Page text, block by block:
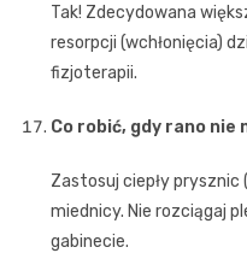
Tak! Zdecydowana
resorpcji (wchłonięcia)
fizjoterapii.
Co robić, gdy rano nie
Zastosuj ciepły
miednicy. Nie rozciągaj
gabinecie.